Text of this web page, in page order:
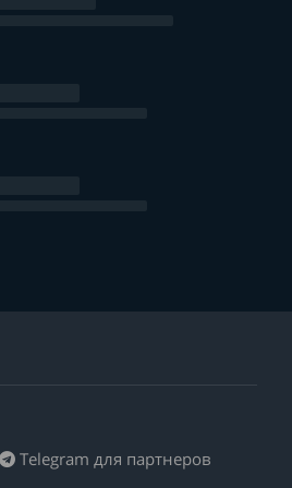
Telegram для партнеров